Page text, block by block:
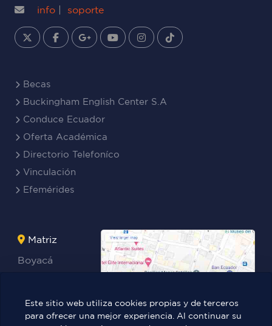
info
soporte
Becas
Buckingham English Center S.A
Conduce Ecuador
Oferta Académica
Directorio Telefoníco
Vinculación
Efemérides
Matriz
Boyacá
Teresa
Benites Ayala
Este sitio web utiliza cookies propias y de terceros
para ofrecer una mejor experiencia. Al continuar su